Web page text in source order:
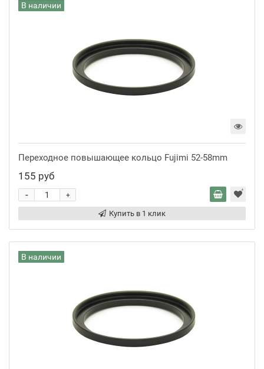
В наличии
Переходное повышающее кольцо Fujimi 52-58mm
155 руб
+
-
Купить в 1 клик
В наличии